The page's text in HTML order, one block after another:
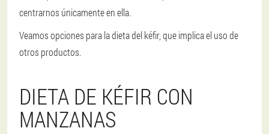
centrarnos únicamente en ella.
Veamos opciones para la dieta del kéfir, que implica el uso de
otros productos.
DIETA DE KÉFIR CON
MANZANAS